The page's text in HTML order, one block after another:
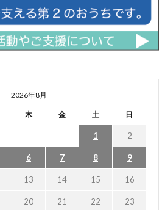
2026年8月
木 金 土 日
1 2
6 7 8 9
13 14 15 16
20 21 22 23